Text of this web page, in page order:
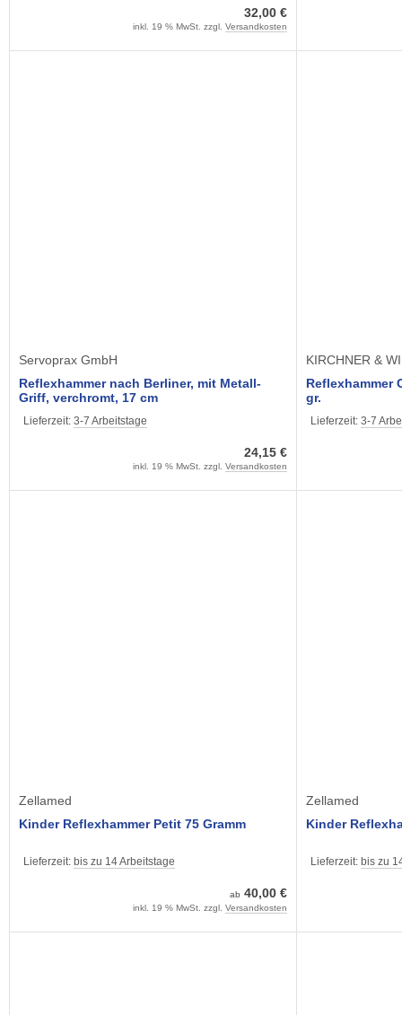
32,00 €
inkl. 19 % MwSt. zzgl. Versandkosten
Servoprax GmbH
Reflexhammer nach Berliner, mit Metall-
Griff, verchromt, 17 cm
Lieferzeit: 3-7 Arbeitstage
24,15 €
inkl. 19 % MwSt. zzgl. Versandkosten
KIRCHNER &
Reflexhammer
gr.
Lieferzeit: 3-7
Zellamed
Kinder Reflexhammer Petit 75 Gramm
Lieferzeit: bis zu 14 Arbeitstage
ab 40,00 €
inkl. 19 % MwSt. zzgl. Versandkosten
Zellamed
Kinder
Lieferzeit: bis zu